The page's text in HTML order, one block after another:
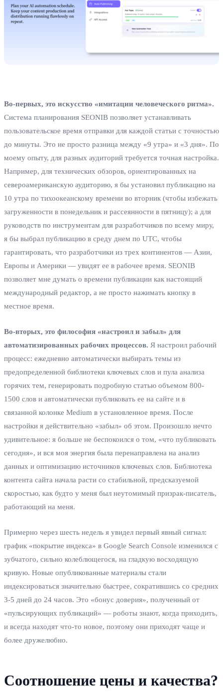
Во-первых, это искусство «имитации человеческого ритма».
Система планирования SEONIB позволяет устанавливать
пользовательское время отправки для каждой статьи с точностью
до минуты. Это не просто разница между «9 утра» и «3 дня». По
моему опыту, для разных аудиторий требуется точная настройка.
Например, для технических обзоров, ориентированных на
североамериканскую аудиторию, я бы установил публикацию на
10 утра по тихоокеанскому времени во вторник (чтобы избежать
загруженности в понедельник и рассеянности в пятницу); а для
руководств по инструментам для разработчиков по всему миру,
я бы выбрал публикацию в среду днем по UTC, чтобы
гарантировать, что разработчики из трех континентов — Азии,
Европы и Америки — увидят ее в рабочее время. SEONIB
позволяет мне думать о времени публикации как настоящий
международный редактор, а не просто нажимать кнопку в
местное время.
Во-вторых, это философия «настроил и забыл» для
автоматизированных рабочих процессов. Я настроил рабочий
процесс: ежедневно автоматически выбирать темы из
предопределенной библиотеки ключевых слов и пула анализа
горячих тем, генерировать подробную статью объемом 800-
1500 слов и автоматически публиковать ее на сайте и в
связанной колонке Medium в установленное время. После
настройки я действительно «забыл» об этом. Произошло нечто
удивительное: я больше не беспокоился о том, «что публиковать
сегодня», и вся моя энергия была перенаправлена на анализ
данных и оптимизацию источников ключевых слов. Библиотека
контента сайта начала расти со стабильной, предсказуемой
скоростью, как будто у меня был неутомимый призрак-писатель,
работающий на меня.
Примерно через шесть недель я увидел первый явный сигнал:
график «покрытие индекса» в Google Search Console изменился с
зубчатого, сильно колеблющегося, на гладкую восходящую
кривую. Новые опубликованные материалы стали
индексироваться значительно быстрее, сократившись со средних
3-5 дней до 24 часов. Это «бонус доверия», полученный от
«пульсирующих публикаций» — роботы знают, когда приходить,
и всегда находят что-то новое, поэтому они приходят чаще и
более дружелюбно.
Соотношение цены и качества?